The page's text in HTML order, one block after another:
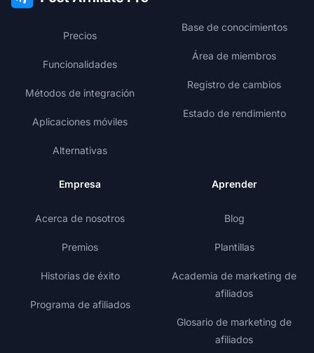
Precios
Funcionalidades
Métodos de integración
Aplicaciones móviles
Alternativas
Base de conocimientos
Área de miembros
Registro de cambios
Estado de rendimiento
Empresa
Acerca de nosotros
Premios
Historias de éxito
Programa de afiliados
Aprender
Blog
Plantillas
Academia de marketing de
afiliados
Glosario de marketing de
afiliados